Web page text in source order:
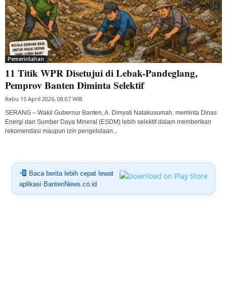
Pemerintahan
11 Titik WPR Disetujui di Lebak-Pandeglang,
Pemprov Banten Diminta Selektif
Rabu 15 April 2026, 08:07 WIB
SERANG – Wakil Gubernur Banten, A. Dimyati Natakusumah, meminta Dinas
Energi dan Sumber Daya Mineral (ESDM) lebih selektif dalam memberikan
rekomendasi maupun izin pengelolaan...
Baca berita lebih cepat lewat
aplikasi BantenNews.co.id